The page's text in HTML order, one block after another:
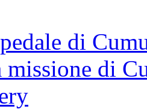
di
missione di